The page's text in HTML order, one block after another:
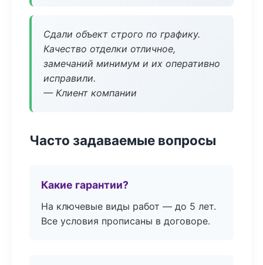
Сдали объект строго по графику.
Качество отделки отличное,
замечаний минимум и их оперативно
исправили.
— Клиент компании
Часто задаваемые вопросы
Какие гарантии?
На ключевые виды работ — до 5 лет.
Все условия прописаны в договоре.